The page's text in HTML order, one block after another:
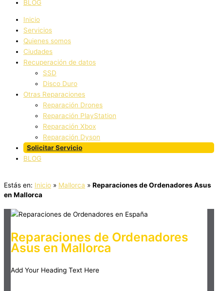
BLOG
Inicio
Servicios
Quienes somos
Ciudades
Recuperación de datos
SSD
Disco Duro
Otras Reparaciones
Reparación Drones
Reparación PlayStation
Reparación Xbox
Reparación Dyson
Solicitar Servicio
BLOG
Estás en: Inicio » Mallorca » Reparaciones de Ordenadores Asus
en Mallorca
Reparaciones de Ordenadores
Asus en Mallorca
Add Your Heading Text Here